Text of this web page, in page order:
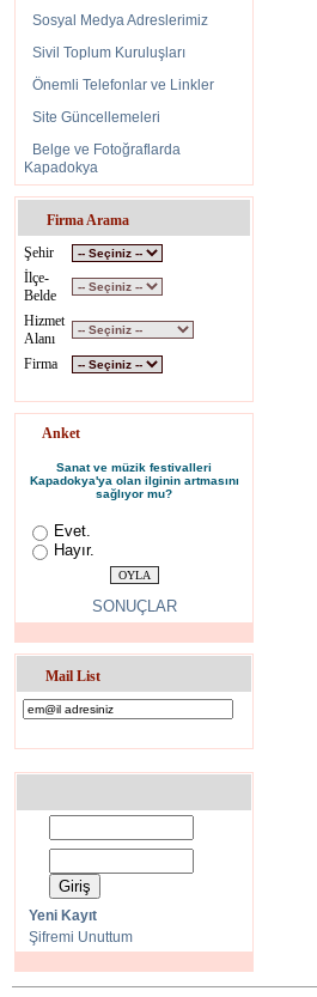
Sosyal Medya Adreslerimiz
Sivil Toplum Kuruluşları
Önemli Telefonlar ve Linkler
Site Güncellemeleri
Belge ve Fotoğraflarda
Kapadokya
Firma Arama
Şehir
İlçe-
Belde
Hizmet
Alanı
Firma
Anket
Sanat ve müzik festivalleri
Kapadokya'ya olan ilginin artmasını
sağlıyor mu?
Evet.
Hayır.
SONUÇLAR
Mail List
Yeni Kayıt
Şifremi Unuttum